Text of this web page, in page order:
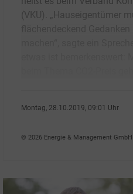
(VKU). „Hauseigentümer
Montag, 28.10.2019, 09:01 Uhr
© 2026 Energie & Management GmbH